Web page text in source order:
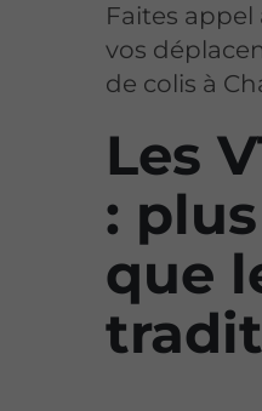
Faites appel
vos
de colis à
Les
:
que